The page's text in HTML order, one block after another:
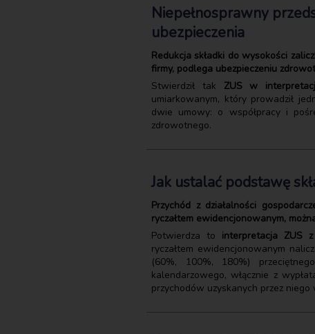
Niepełnosprawny
ubezpieczenia
Redukcja składki do wysokości
firmy, podlega ubezpieczeniu
Stwierdził tak ZUS w
umiarkowanym, który prowadził
dwie umowy: o współpracy i
zdrowotnego.
Jak ustalać podstawę
Przychód z działalności
ryczałtem ewidencjonowanym,
Potwierdza to interpretacja ZUS
ryczałtem ewidencjonowanym
(60%, 100%, 180%)
kalendarzowego, włącznie z
przychodów uzyskanych przez niego